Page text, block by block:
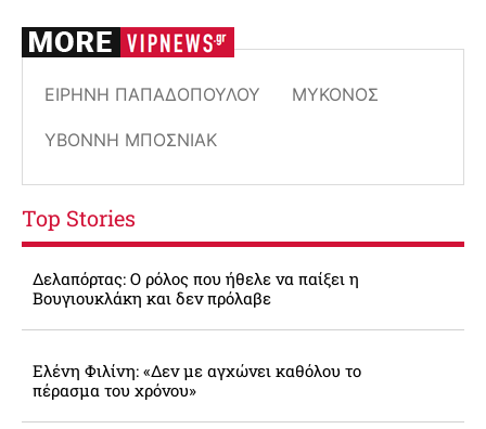
ΕΙΡΉΝΗ ΠΑΠΑΔΟΠΟΎΛΟΥ ΜΎΚΟΝΟΣ
ΥΒΌΝΝΗ ΜΠΌΣΝΙΑΚ
Top Stories
Δελαπόρτας: Ο ρόλος που ήθελε να παίξει η
Βουγιουκλάκη και δεν πρόλαβε
Ελένη Φιλίνη: «Δεν με αγχώνει καθόλου το
πέρασμα του χρόνου»